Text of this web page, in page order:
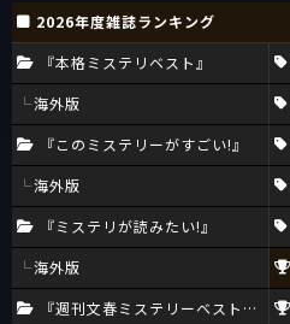
2026年度雑誌ランキング
『本格ミステリベスト』
海外版
『このミステリーがすごい!』
海外版
『ミステリが読みたい!』
海外版
『週刊文春ミステリーベスト10』